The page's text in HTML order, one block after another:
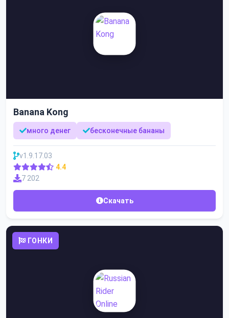
Banana Kong
много денег бесконечные бананы
v1.9.17.03
4.4
7 202
Скачать
ГОНКИ